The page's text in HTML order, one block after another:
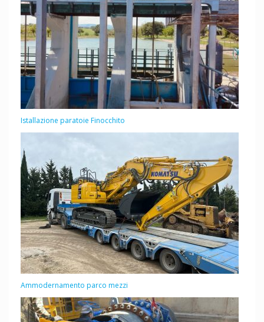
Istallazione paratoie Finocchito
Ammodernamento parco mezzi